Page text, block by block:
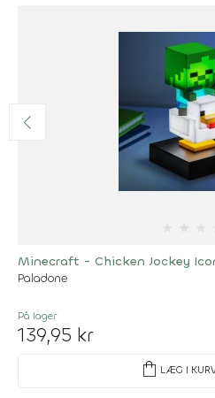
Minecraft - Chicken Jockey
Paladone
På lager
139,95 kr
shopping_bag LÆG I